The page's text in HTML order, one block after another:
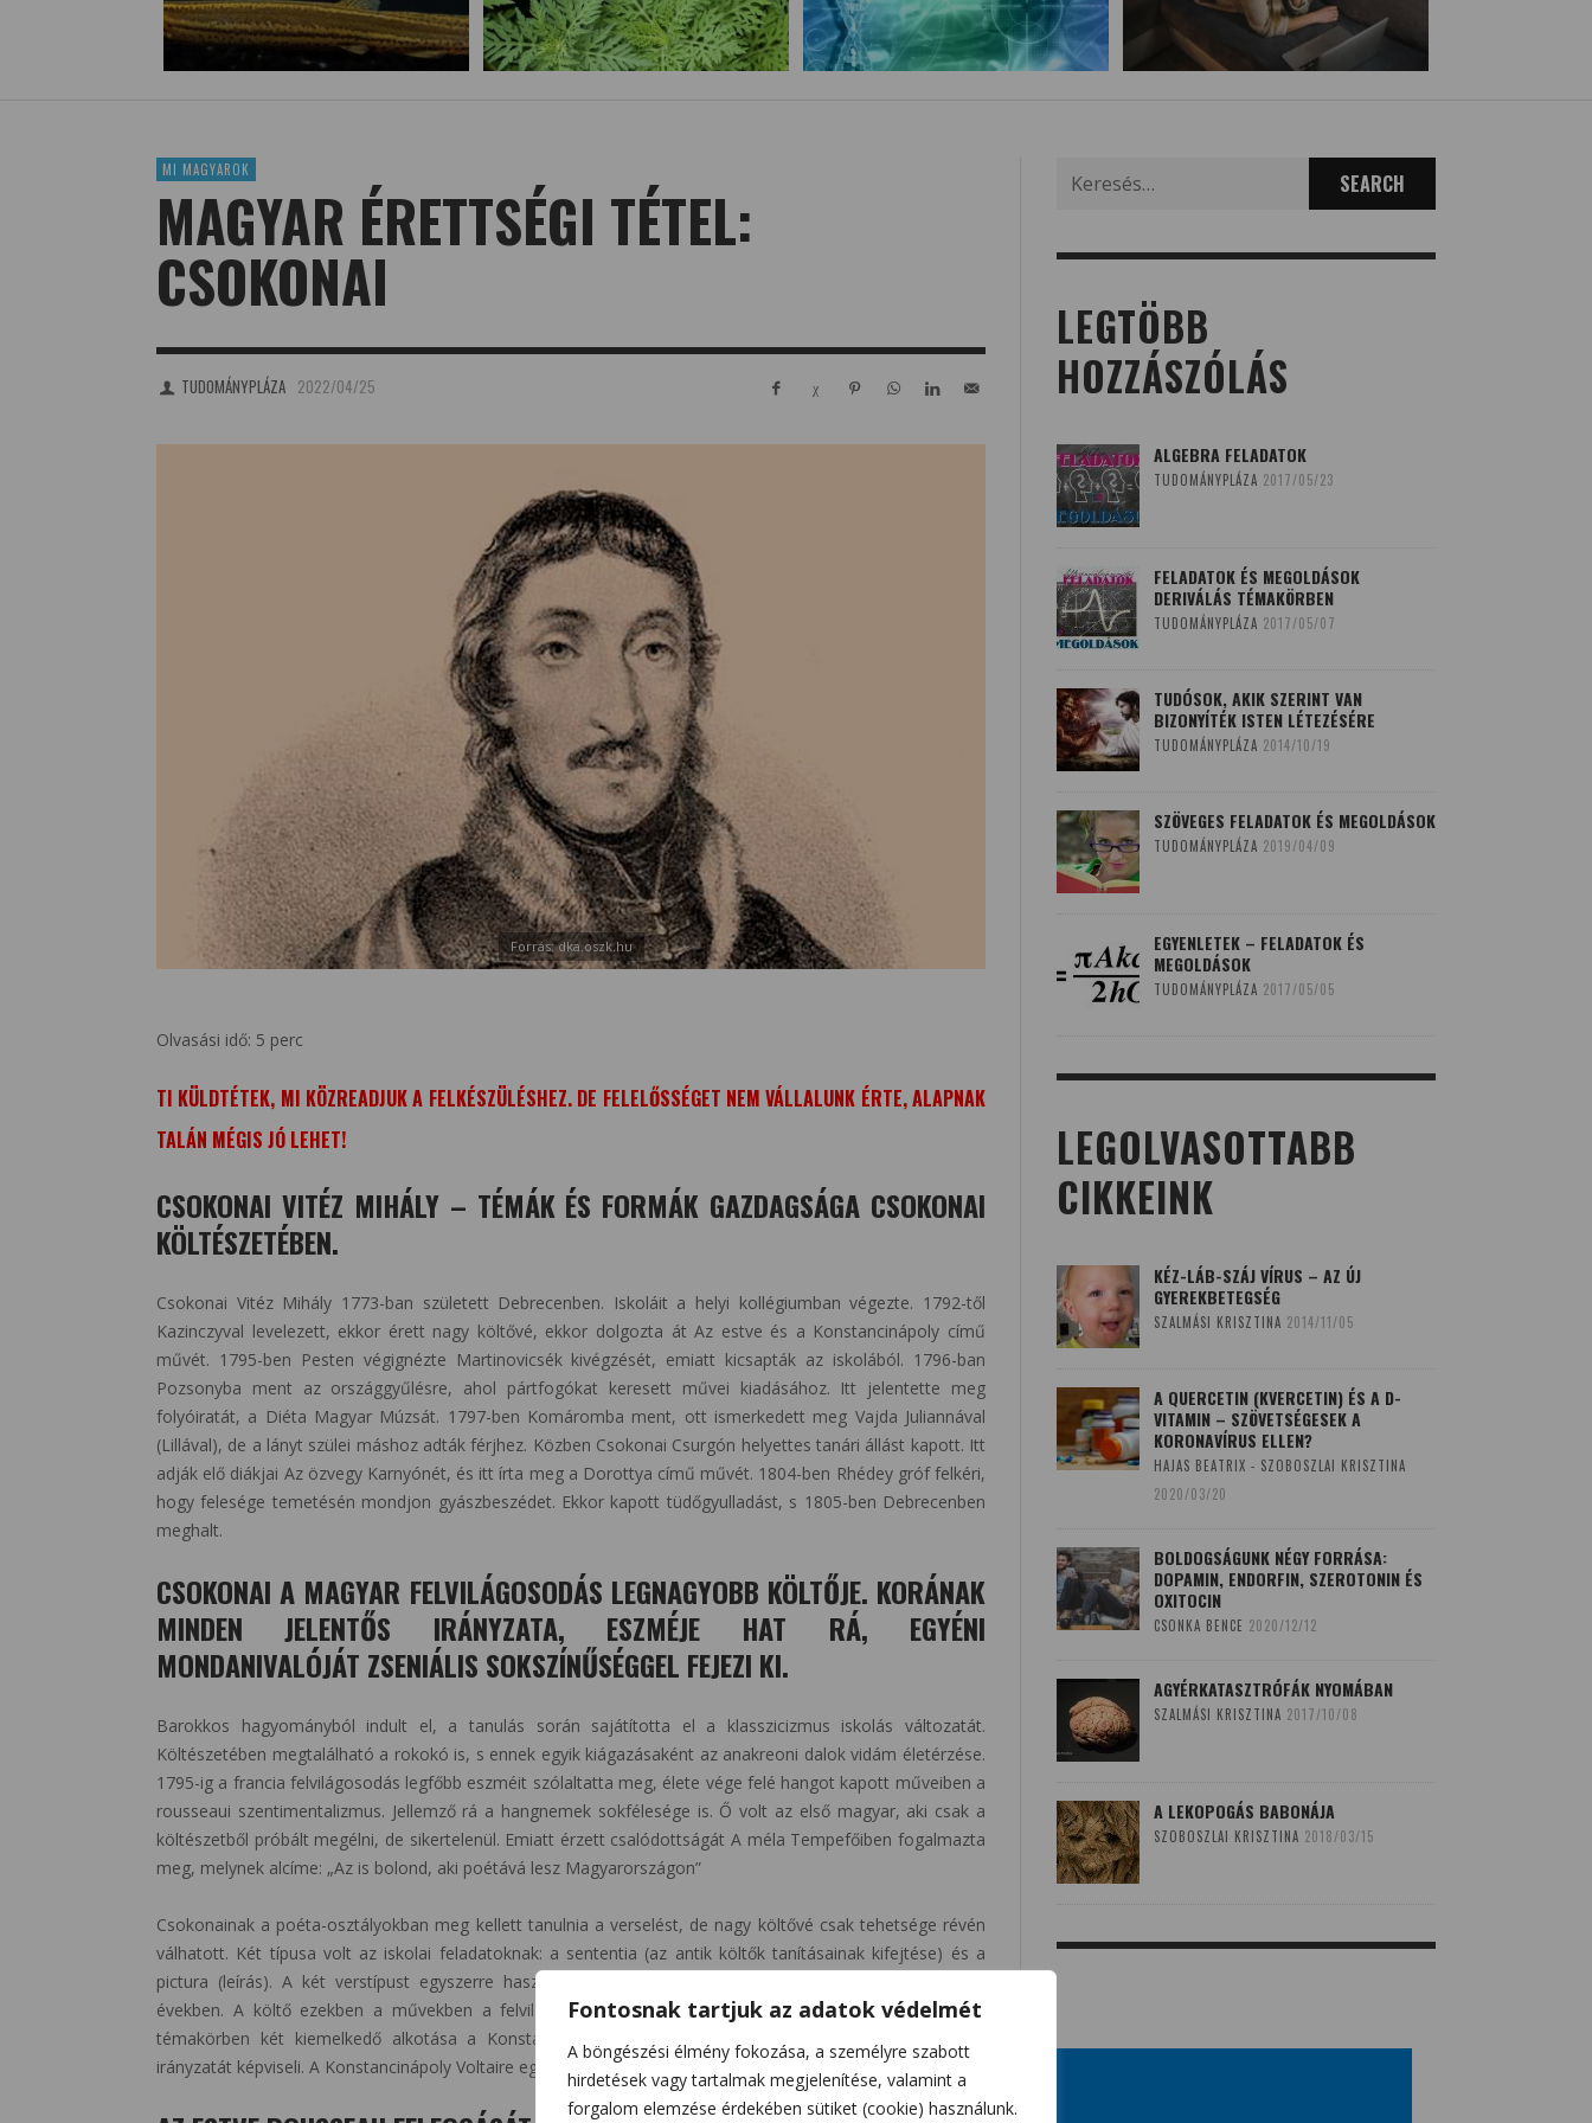
Fontosnak tartjuk az adatok védelmét
A böngészési élmény fokozása, a személyre szabott
hirdetések vagy tartalmak megjelenítése, valamint a
forgalom elemzése érdekében sütiket (cookie) használunk.
MI MAGYAROK
MAGYAR ÉRETTSÉGI TÉTEL:
CSOKONAI
TUDOMÁNYPLÁZA 2022/04/25
Forrás: dka.oszk.hu
Olvasási idő: 5 perc
TI KÜLDTÉTEK, MI KÖZREADJUK A FELKÉSZÜLÉSHEZ. DE FELELŐSSÉGET NEM VÁLLALUNK ÉRTE, ALAPNAK
TALÁN MÉGIS JÓ LEHET!
CSOKONAI VITÉZ MIHÁLY – TÉMÁK ÉS FORMÁK GAZDAGSÁGA CSOKONAI
KÖLTÉSZETÉBEN.
Csokonai Vitéz Mihály 1773-ban született Debrecenben. Iskoláit a helyi kollégiumban végezte. 1792-től
Kazinczyval levelezett, ekkor érett nagy költővé, ekkor dolgozta át Az estve és a Konstancinápoly című
művét. 1795-ben Pesten végignézte Martinovicsék kivégzését, emiatt kicsapták az iskolából. 1796-ban
Pozsonyba ment az országgyűlésre, ahol pártfogókat keresett művei kiadásához. Itt jelentette meg
folyóiratát, a Diéta Magyar Múzsát. 1797-ben Komáromba ment, ott ismerkedett meg Vajda Juliannával
(Lillával), de a lányt szülei máshoz adták férjhez. Közben Csokonai Csurgón helyettes tanári állást kapott. Itt
adják elő diákjai Az özvegy Karnyónét, és itt írta meg a Dorottya című művét. 1804-ben Rhédey gróf felkéri,
hogy felesége temetésén mondjon gyászbeszédet. Ekkor kapott tüdőgyulladást, s 1805-ben Debrecenben
meghalt.
CSOKONAI A MAGYAR FELVILÁGOSODÁS LEGNAGYOBB KÖLTŐJE. KORÁNAK
MINDEN JELENTŐS IRÁNYZATA, ESZMÉJE HAT RÁ, EGYÉNI
MONDANIVALÓJÁT ZSENIÁLIS SOKSZÍNŰSÉGGEL FEJEZI KI.
Barokkos hagyományból indult el, a tanulás során sajátította el a klasszicizmus iskolás változatát.
Költészetében megtalálható a rokokó is, s ennek egyik kiágazásaként az anakreoni dalok vidám életérzése.
1795-ig a francia felvilágosodás legfőbb eszméit szólaltatta meg, élete vége felé hangot kapott műveiben a
rousseaui szentimentalizmus. Jellemző rá a hangnemek sokfélesége is. Ő volt az első magyar, aki csak a
költészetből próbált megélni, de sikertelenül. Emiatt érzett csalódottságát A méla Tempefőiben fogalmazta
meg, melynek alcíme: „Az is bolond, aki poétává lesz Magyarországon”
Csokonainak a poéta-osztályokban meg kellett tanulnia a verselést, de nagy költővé csak tehetsége révén
válhatott. Két típusa volt az iskolai feladatoknak: a sententia (az antik költők tanításainak kifejtése) és a
pictura (leírás). A két verstípust egyszerre használta fel, így alakult ki nagy filozófiai lírája az 1790-es
években. A költő ezekben a művekben a felvilágosodás legfőbb gondolatait szólaltatta meg. Ebben a
témakörben két kiemelkedő alkotása a Konstancinápoly és Az estve, amely a felvilágosodás két fő
irányzatát képviseli. A Konstancinápoly Voltaire egyházellenességét, racionalizmusát visszhangozza.
for:
LEGTÖBB
HOZZÁSZÓLÁS
ALGEBRA FELADATOK
TUDOMÁNYPLÁZA 2017/05/23
FELADATOK ÉS MEGOLDÁSOK
DERIVÁLÁS TÉMAKÖRBEN
TUDOMÁNYPLÁZA 2017/05/07
TUDÓSOK, AKIK SZERINT VAN
BIZONYÍTÉK ISTEN LÉTEZÉSÉRE
TUDOMÁNYPLÁZA 2014/10/19
SZÖVEGES FELADATOK ÉS MEGOLDÁSOK
TUDOMÁNYPLÁZA 2019/04/09
EGYENLETEK – FELADATOK ÉS
MEGOLDÁSOK
TUDOMÁNYPLÁZA 2017/05/05
LEGOLVASOTTABB
CIKKEINK
KÉZ-LÁB-SZÁJ VÍRUS – AZ ÚJ
GYEREKBETEGSÉG
SZALMÁSI KRISZTINA 2014/11/05
A QUERCETIN (KVERCETIN) ÉS A D-
VITAMIN – SZÖVETSÉGESEK A
KORONAVÍRUS ELLEN?
HAJAS BEATRIX - SZOBOSZLAI KRISZTINA
2020/03/20
BOLDOGSÁGUNK NÉGY FORRÁSA:
DOPAMIN, ENDORFIN, SZEROTONIN ÉS
OXITOCIN
CSONKA BENCE 2020/12/12
AGYÉRKATASZTRÓFÁK NYOMÁBAN
SZALMÁSI KRISZTINA 2017/10/08
A LEKOPOGÁS BABONÁJA
SZOBOSZLAI KRISZTINA 2018/03/15